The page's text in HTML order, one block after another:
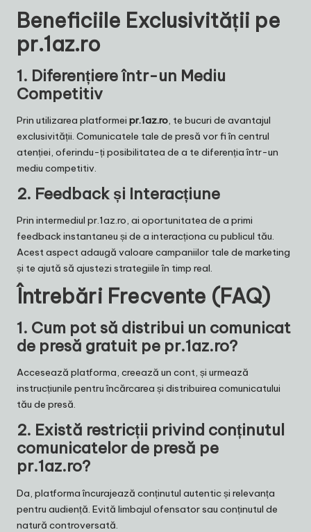
Beneficiile Exclusivității pe
pr.1az.ro
1. Diferențiere într-un Mediu
Competitiv
Prin utilizarea platformei pr.1az.ro, te bucuri de avantajul
exclusivității. Comunicatele tale de presă vor fi în centrul
atenției, oferindu-ți posibilitatea de a te diferenția într-un
mediu competitiv.
2. Feedback și Interacțiune
Prin intermediul pr.1az.ro, ai oportunitatea de a primi
feedback instantaneu și de a interacționa cu publicul tău.
Acest aspect adaugă valoare campaniilor tale de marketing
și te ajută să ajustezi strategiile în timp real.
Întrebări Frecvente (FAQ)
1. Cum pot să distribui un comunicat
de presă gratuit pe pr.1az.ro?
Accesează platforma, creează un cont, și urmează
instrucțiunile pentru încărcarea și distribuirea comunicatului
tău de presă.
2. Există restricții privind conținutul
comunicatelor de presă pe
pr.1az.ro?
Da, platforma încurajează conținutul autentic și relevanța
pentru audiență. Evită limbajul ofensator sau conținutul de
natură controversată.